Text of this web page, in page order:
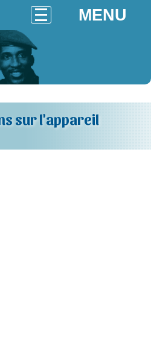
MENU
sur l'appareil